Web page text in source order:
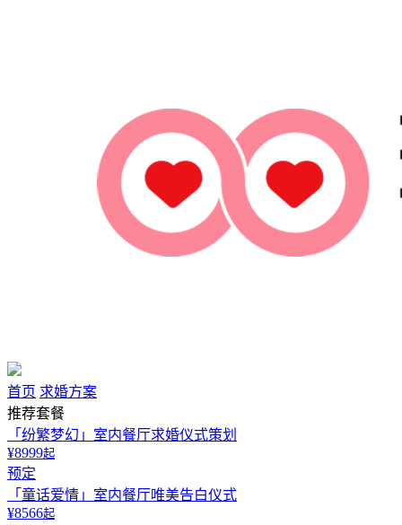
首页 求婚方案
推荐套餐
「纷繁梦幻」室内餐厅求婚仪式策划
¥8999起
预定
「童话爱情」室内餐厅唯美告白仪式
¥8566起